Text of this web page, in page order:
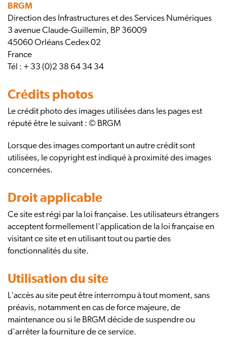
BRGM
Direction des Infrastructures et des Services Numériques
3 avenue Claude-Guillemin, BP 36009
45060 Orléans Cedex 02
France
Tél : + 33 (0)2 38 64 34 34
Crédits photos
Le crédit photo des images utilisées dans les pages est
réputé être le suivant : © BRGM
Lorsque des images comportant un autre crédit sont
utilisées, le copyright est indiqué à proximité des images
concernées.
Droit applicable
Ce site est régi par la loi française. Les utilisateurs étrangers
acceptent formellement l'application de la loi française en
visitant ce site et en utilisant tout ou partie des
fonctionnalités du site.
Utilisation du site
L'accès au site peut être interrompu à tout moment, sans
préavis, notamment en cas de force majeure, de
maintenance ou si le BRGM décide de suspendre ou
d'arrêter la fourniture de ce service.